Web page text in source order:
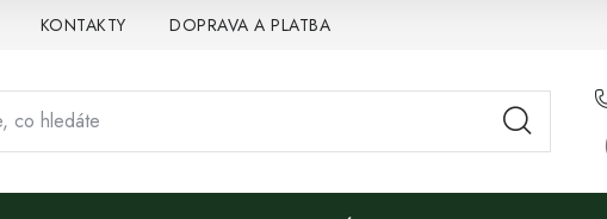
KONTAKTY DOPRAVA A PLATBA